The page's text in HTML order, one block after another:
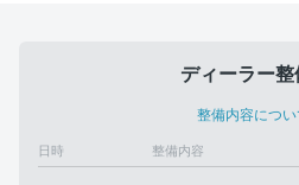
ディーラー
整備内容につい
日時 整備内容